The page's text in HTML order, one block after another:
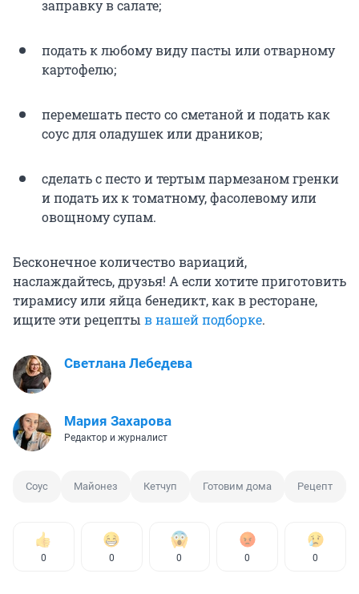
заправку в салате;
подать к любому виду пасты или отварному
картофелю;
перемешать песто со сметаной и подать как
соус для оладушек или драников;
сделать с песто и тертым пармезаном гренки
и подать их к томатному, фасолевому или
овощному супам.
Бесконечное количество вариаций,
наслаждайтесь, друзья! А если хотите приготовить
тирамису или яйца бенедикт, как в ресторане,
ищите эти рецепты в нашей подборке.
Светлана Лебедева
Мария Захарова
Редактор и журналист
Соус Майонез Кетчуп Готовим дома Рецепт
0 0 0 0 0